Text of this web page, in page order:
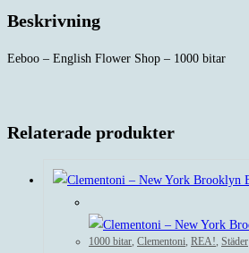
bitar
Beskrivning
Eeboo – English Flower Shop – 1000 bitar
Relaterade produkter
1000 bitar, Clementoni, REA!, Städer